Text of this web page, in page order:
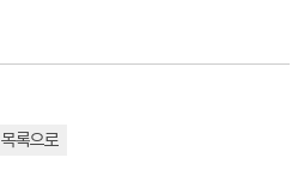
목록으로